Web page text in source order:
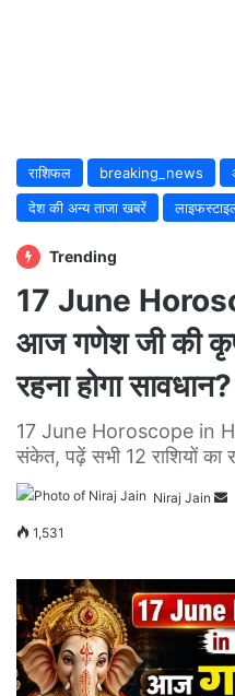
राशिफल breaking_news
देश की अन्य ताजा खबरें
Trending
17 June
आज गणेश जी की
रहना होगा सावधान?
17 June Horoscope in
संकेत, पढ़ें सभी 12 राशियों का
Niraj Jain
1,531